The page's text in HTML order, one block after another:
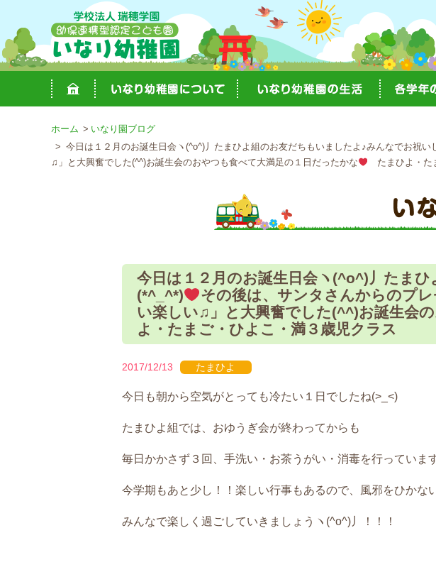
ホーム
いなり園ブログ
今日は１２月のお誕生日会ヽ(^o^)丿たまひよ組のお友だちもいましたよ♪みんなでお祝い
♫」と大興奮でした(^^)お誕生会のおやつも食べて大満足の１日だったかな
たまひよ・た
今日は１２月のお誕生日会ヽ(^o^)丿たま
(*^_^*)
その後は、サンタさんからのプ
い楽しい♫」と大興奮でした(^^)お誕生会
よ・たまご・ひよこ・満３歳児クラス
2017/12/13 たまひよ
今日も朝から空気がとっても冷たい１日でしたね(>_<)
たまひよ組では、おゆうぎ会が終わってからも
毎日かかさず３回、手洗い・お茶うがい・消毒を行っていま
今学期もあと少し！！楽しい行事もあるので、風邪をひかな
みんなで楽しく過ごしていきましょうヽ(^o^)丿！！！